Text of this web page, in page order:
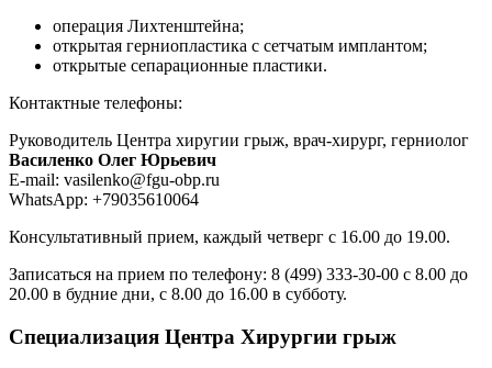
операция Лихтенштейна;
открытая герниопластика с сетчатым имплантом;
открытые сепарационные пластики.
Контактные телефоны:
Руководитель Центра хиругии грыж, врач-хирург, герниолог
Василенко Олег Юрьевич
E-mail: vasilenko@fgu-obp.ru
WhatsApp: +79035610064
Консультативный прием, каждый четверг с 16.00 до 19.00.
Записаться на прием по телефону: 8 (499) 333-30-00 с 8.00 до
20.00 в будние дни, с 8.00 до 16.00 в субботу.
Специализация Центра Хирургии грыж